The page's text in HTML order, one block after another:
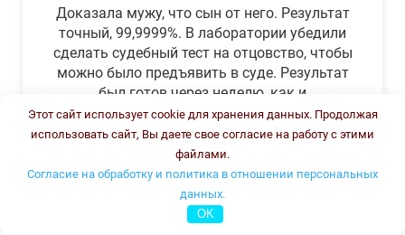
Доказала мужу, что сын от него. Результат
точный, 99,9999%. В лаборатории убедили
сделать судебный тест на отцовство, чтобы
можно было предъявить в суде. Результат
был готов через неделю, как и
обещали.Теперь муж бегает и извиняется.
Этот сайт использует cookie для хранения данных. Продолжая
использовать сайт, Вы даете свое согласие на работу с этими
файлами.
Согласие на обработку и политика в отношении персональных
данных.
OK